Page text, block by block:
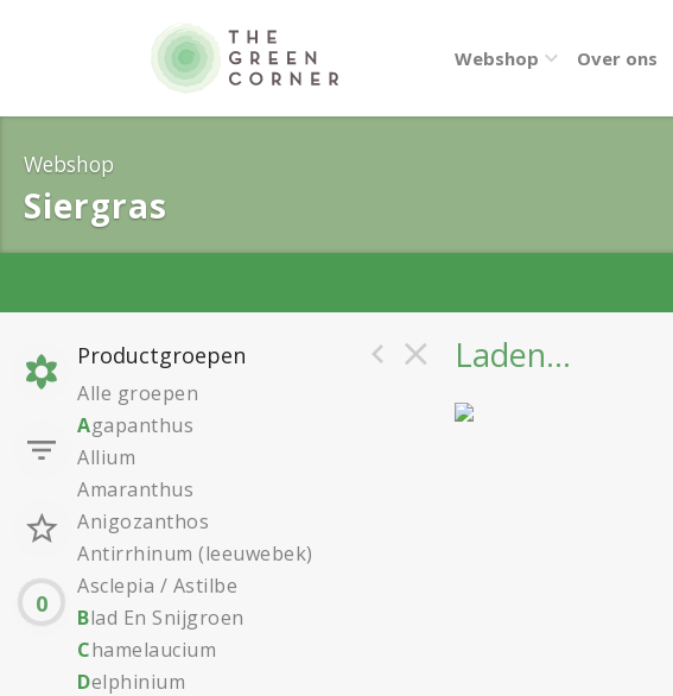
Webshop Over ons
Webshop
Siergras
0
Productgroepen
Alle groepen
Agapanthus
Allium
Amaranthus
Anigozanthos
Antirrhinum (leeuwebek)
Asclepia / Astilbe
Blad En Snijgroen
Chamelaucium
Delphinium
Laden...